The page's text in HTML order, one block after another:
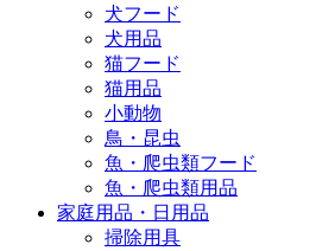
犬フード
犬用品
猫フード
猫用品
小動物
鳥・昆虫
魚・爬虫類フード
魚・爬虫類用品
家庭用品・日用品
掃除用具